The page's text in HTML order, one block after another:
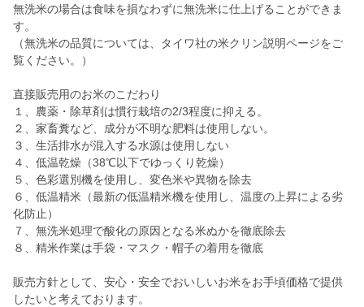
無洗米の場合は食味を損なわずに無洗米に仕上げることができま
す。
（無洗米の品質については、タイワ社の米クリン説明ページをご
覧ください。）
直接販売用のお米のこだわり
１、農薬・除草剤は慣行栽培の2/3程度に抑える。
２、家畜糞など、成分が不明な肥料は使用しない。
３、生活排水が混入する水源は使用しない
４、低温乾燥（38℃以下でゆっくり乾燥）
５、色彩選別機を使用し、変色米や異物を除去
６、低温精米（最新の低温精米機を使用し、温度の上昇による劣
化防止）
７、無洗米処理で酸化の原因となる米ぬかを徹底除去
８、精米作業は手袋・マスク・帽子の着用を徹底
販売方針として、安心・安全でおいしいお米をお手頃価格で提供
したいと考えております。